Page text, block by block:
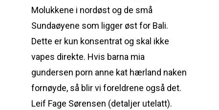
Molukkene i nordøst og de små
Sundaøyene som ligger øst for Bali.
Dette er kun konsentrat og skal ikke
vapes direkte. Hvis barna mia
gundersen porn anne kat hærland naken
fornøyde, så blir vi foreldrene også det.
Leif Fage Sørensen (detaljer utelatt).